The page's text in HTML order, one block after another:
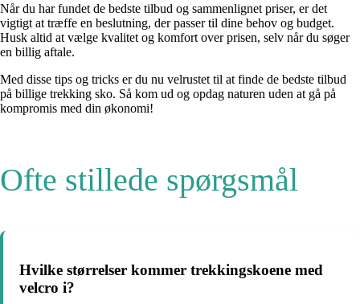
Når du har fundet de bedste tilbud og sammenlignet priser, er det
vigtigt at træffe en beslutning, der passer til dine behov og budget.
Husk altid at vælge kvalitet og komfort over prisen, selv når du søger
en billig aftale.
Med disse tips og tricks er du nu velrustet til at finde de bedste tilbud
på billige trekking sko. Så kom ud og opdag naturen uden at gå på
kompromis med din økonomi!
Ofte stillede spørgsmål
Hvilke størrelser kommer trekkingskoene med
velcro i?